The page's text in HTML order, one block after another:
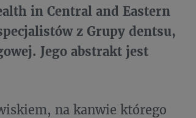
in Central and Eastern
z Grupy dentsu,
Jego abstrakt jest
na kanwie którego